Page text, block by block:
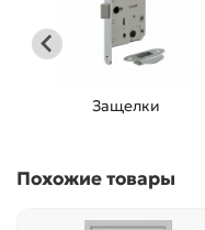
Защелки
Похожие товары